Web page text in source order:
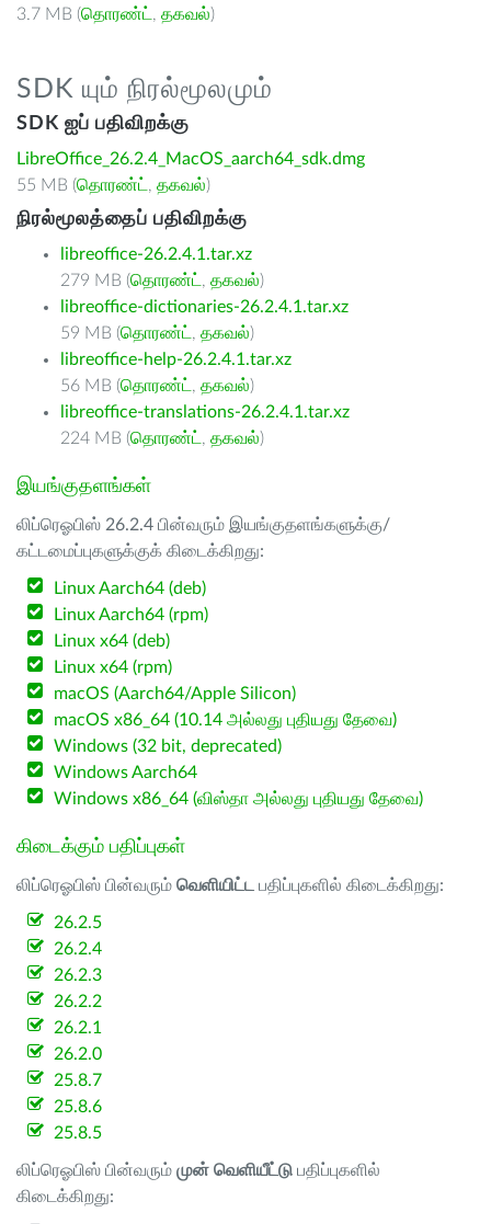
3.7 MB (தொரண்ட் , தகவல்)
SDK யும் நிரல்மூலமும்
SDK ஐப் பதிவிறக்கு
LibreOffice_26.2.4_MacOS_aarch64_sdk.dmg
55 MB (தொரண்ட் , தகவல்)
நிரல்மூலத்தைப் பதிவிறக்கு
libreoffice-26.2.4.1.tar.xz
279 MB (தொரண்ட் , தகவல்)
libreoffice-dictionaries-26.2.4.1.tar.xz
59 MB (தொரண்ட் , தகவல்)
libreoffice-help-26.2.4.1.tar.xz
56 MB (தொரண்ட் , தகவல்)
libreoffice-translations-26.2.4.1.tar.xz
224 MB (தொரண்ட் , தகவல்)
இயங்குதளங்கள்
லிப்ரெஓபிஸ் 26.2.4 பின்வரும் இயங்குதளங்களுக்கு/
கட்டமைப்புகளுக்குக் கிடைக்கிறது:
Linux Aarch64 (deb)
Linux Aarch64 (rpm)
Linux x64 (deb)
Linux x64 (rpm)
macOS (Aarch64/Apple Silicon)
macOS x86_64 (10.14 அல்லது புதியது தேவை)
Windows (32 bit, deprecated)
Windows Aarch64
Windows x86_64 (விஸ்தா அல்லது புதியது தேவை)
கிடைக்கும் பதிப்புகள்
லிப்ரெஓபிஸ் பின்வரும் வெளியிட்ட பதிப்புகளில் கிடைக்கிறது:
26.2.5
26.2.4
26.2.3
26.2.2
26.2.1
26.2.0
25.8.7
25.8.6
25.8.5
லிப்ரெஓபிஸ் பின்வரும் முன் வெளியீட்டு பதிப்புகளில்
கிடைக்கிறது: